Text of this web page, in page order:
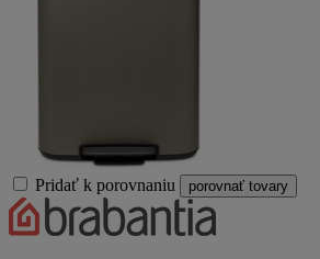
Pridať k porovnaniu porovnať tovary